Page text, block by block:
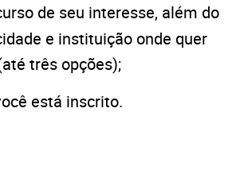
de seu interesse, além do
e instituição onde quer
três opções);
está inscrito.